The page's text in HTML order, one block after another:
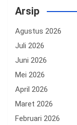
Arsip
Agustus 2026
Juli 2026
Juni 2026
Mei 2026
April 2026
Maret 2026
Februari 2026